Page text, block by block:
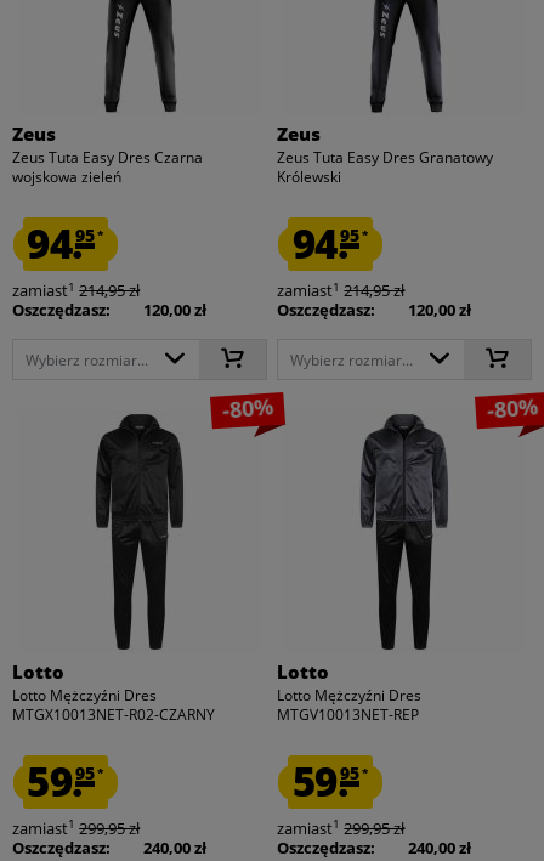
Zeus
Zeus Tuta Easy Dres Czarna
wojskowa zieleń
94.95*
zamiast1 214,95 zł
Oszczędzasz:
120,00 zł
Wybierz rozmiar...
Zeus
Zeus Tuta Easy Dres Granatowy
Królewski
94.95*
zamiast1 214,95 zł
Oszczędzasz:
120,00 zł
Wybierz rozmiar...
-80%
Lotto
Lotto Mężczyźni Dres
MTGX10013NET-R02-CZARNY
59.95*
zamiast1 299,95 zł
Oszczędzasz:
240,00 zł
-80%
Lotto
Lotto Mężczyźni Dres
MTGV10013NET-REP
59.95*
zamiast1 299,95 zł
Oszczędzasz:
240,00 zł